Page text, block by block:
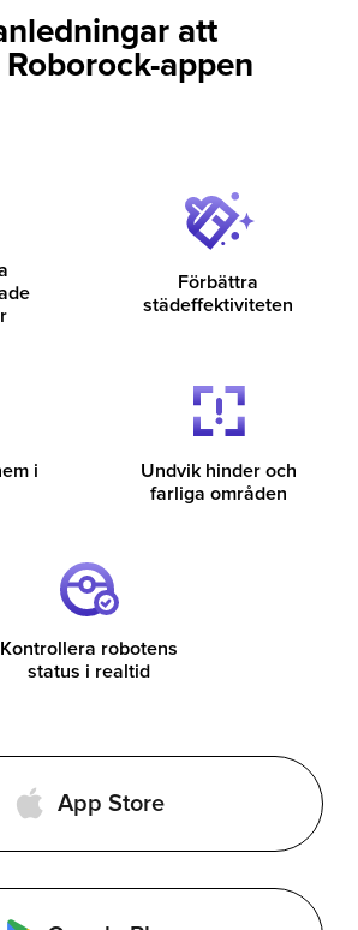
att
appen
Förbättra
städeffektiviteten
i
Undvik hinder och
farliga områden
Kontrollera robotens
status i realtid
App Store